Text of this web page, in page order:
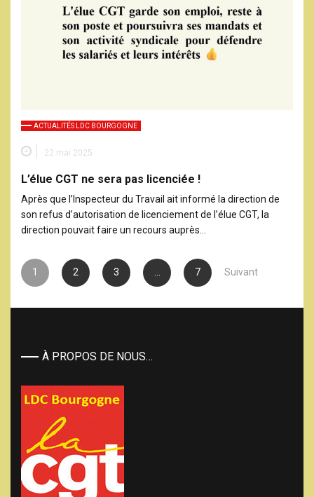
ACTUALITÉS LDC BOURGOGNE
22 mai 2025
L’élue CGT ne sera pas licenciée !
Après que l’Inspecteur du Travail ait informé la direction de
son refus d’autorisation de licenciement de l’élue CGT, la
direction pouvait faire un recours auprès…
Pagination des publications
1 2 3 7 Suivant
À PROPOS DE NOUS…